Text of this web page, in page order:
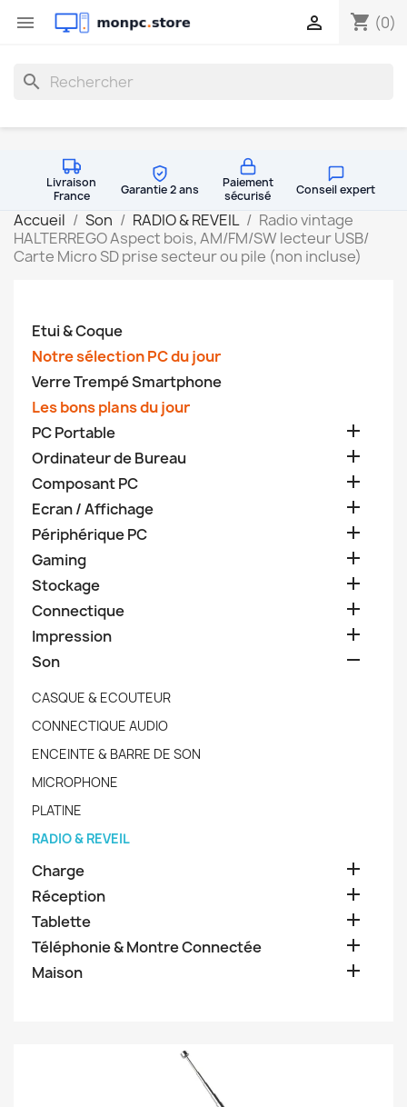
 shopping_cart (0)

search
Livraison
France
Garantie 2 ans
Paiement
sécurisé
Conseil expert
Accueil Son RADIO & REVEIL
Radio vintage
HALTERREGO Aspect bois, AM/FM/SW lecteur USB/
Carte Micro SD prise secteur ou pile (non incluse)
Etui & Coque
Notre sélection PC du jour
Verre Trempé Smartphone
Les bons plans du jour
PC Portable

Ordinateur de Bureau 
Composant PC 
Ecran / Affichage 
Périphérique PC 
Gaming 
Stockage 
Connectique 
Impression 
Son 
CASQUE & ECOUTEUR
CONNECTIQUE AUDIO
ENCEINTE & BARRE DE SON
MICROPHONE
PLATINE
RADIO & REVEIL
Charge 
Réception 
Tablette 
Téléphonie & Montre Connectée 
Maison 